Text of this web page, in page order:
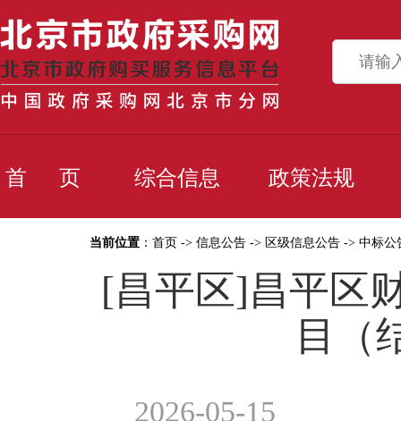
首 页 综合信息 政策法规
当前位置 ： 首页 -> 信息公告 -> 区级信息公告 -> 中标公
[昌平区]昌平区
目（
2026-05-15